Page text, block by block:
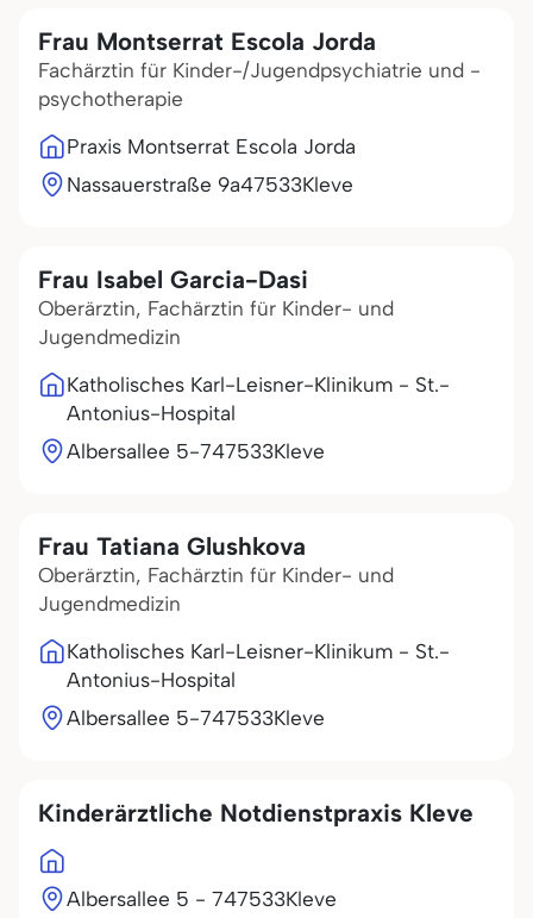
Frau Montserrat Escola Jorda
Fachärztin für Kinder-/Jugendpsychiatrie und -
psychotherapie
Praxis Montserrat Escola Jorda
Nassauerstraße 9a47533Kleve
Frau Isabel Garcia-Dasi
Oberärztin, Fachärztin für Kinder- und
Jugendmedizin
Katholisches Karl-Leisner-Klinikum - St.-
Antonius-Hospital
Albersallee 5-747533Kleve
Frau Tatiana Glushkova
Oberärztin, Fachärztin für Kinder- und
Jugendmedizin
Katholisches Karl-Leisner-Klinikum - St.-
Antonius-Hospital
Albersallee 5-747533Kleve
Kinderärztliche Notdienstpraxis Kleve
Albersallee 5 - 747533Kleve